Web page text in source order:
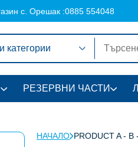
с. Орешак :0885 554048
категории
РЕЗЕРВНИ ЧАСТИ
НАЧАЛО PRODUCT A - B